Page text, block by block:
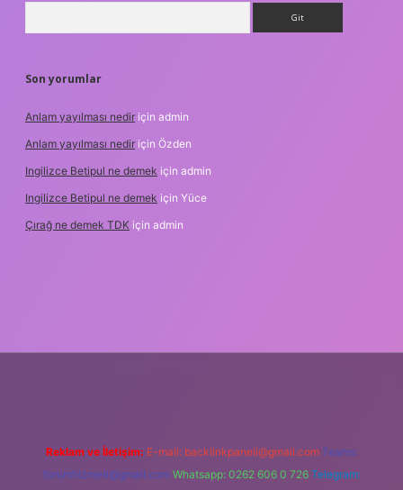
Son yorumlar
Anlam yayılması nedir için admin
Anlam yayılması nedir için Özden
Ingilizce Betipul ne demek için admin
Ingilizce Betipul ne demek için Yüce
Çırağ ne demek TDK için admin
Reklam ve İletişim: E-mail: backlinkpaneli@gmail.com Teams:
forumhizmeti@gmail.com Whatsapp: 0262 606 0 726 Telegram: